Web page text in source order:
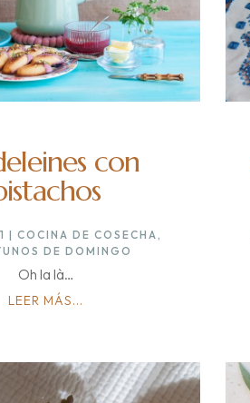
con
|COCINA DE COSECHA
DE DOMINGO
Oh la là…
LEER MÁS...